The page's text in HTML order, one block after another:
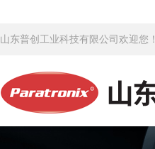
山东普创工业科技有限公司欢迎您！